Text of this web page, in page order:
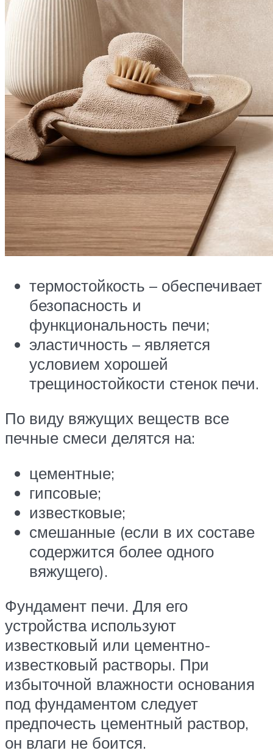
термостойкость – обеспечивает
безопасность и
функциональность печи;
эластичность – является
условием хорошей
трещиностойкости стенок печи.
По виду вяжущих веществ все
печные смеси делятся на:
цементные;
гипсовые;
известковые;
смешанные (если в их составе
содержится более одного
вяжущего).
Фундамент печи. Для его
устройства используют
известковый или цементно-
известковый растворы. При
избыточной влажности основания
под фундаментом следует
предпочесть цементный раствор,
он влаги не боится.